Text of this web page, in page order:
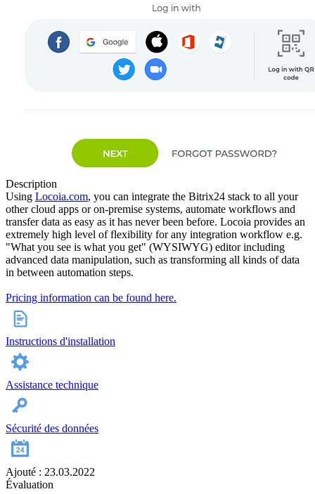
Description
Using Locoia.com, you can integrate the Bitrix24 stack to all your
other cloud apps or on-premise systems, automate workflows and
transfer data as easy as it has never been before. Locoia provides an
extremely high level of flexibility for any integration workflow e.g.
"What you see is what you get" (WYSIWYG) editor including
advanced data manipulation, such as transforming all kinds of data
in between automation steps.
Pricing information can be found here.
Instructions d'installation
Assistance technique
Sécurité des données
Ajouté : 23.03.2022
Évaluation